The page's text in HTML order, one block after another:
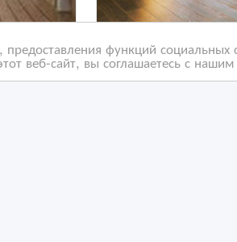
функций социальных
веб-сайт, вы соглашаетесь с